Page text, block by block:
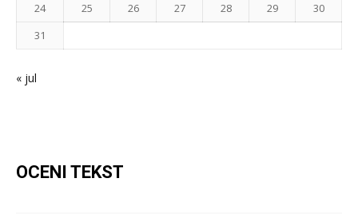
24
25 26 27 28 29
30
31
« jul
OCENI TEKST